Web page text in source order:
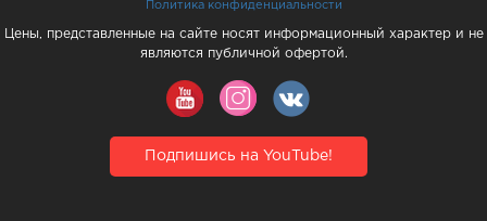
Политика конфиденциальности
Цены, представленные на сайте носят информационный характер и не
являются публичной офертой.
Подпишись на YouTube!